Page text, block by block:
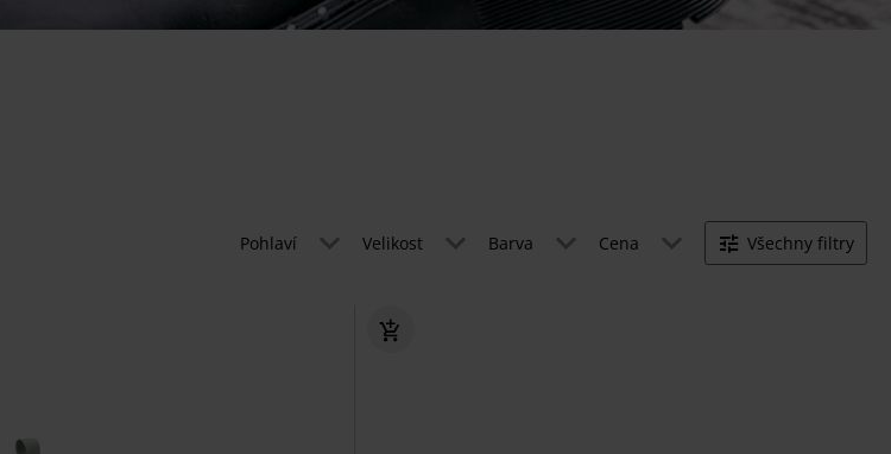
Pohlaví Velikost Barva Cena Všechny filtry